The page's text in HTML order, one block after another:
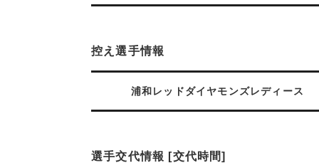
控え選手情報
浦和レッドダイヤモンズレディース
選手交代情報 [交代時間]